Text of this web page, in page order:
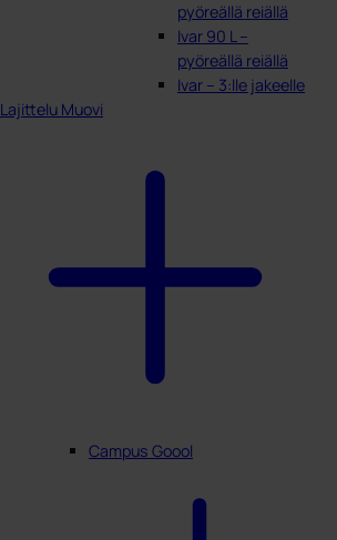
pyöreällä reiällä
Ivar 90 L –
pyöreällä reiällä
Ivar – 3:lle jakeelle
Lajittelu Muovi
Campus Goool